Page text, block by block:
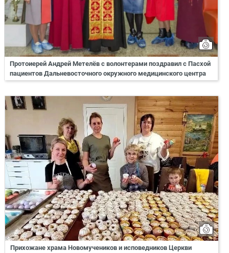
Протоиерей Андрей Метелёв с волонтерами поздравил с Пасхой
пациентов Дальневосточного окружного медицинского центра
Прихожане храма Новомучеников и исповедников Церкви